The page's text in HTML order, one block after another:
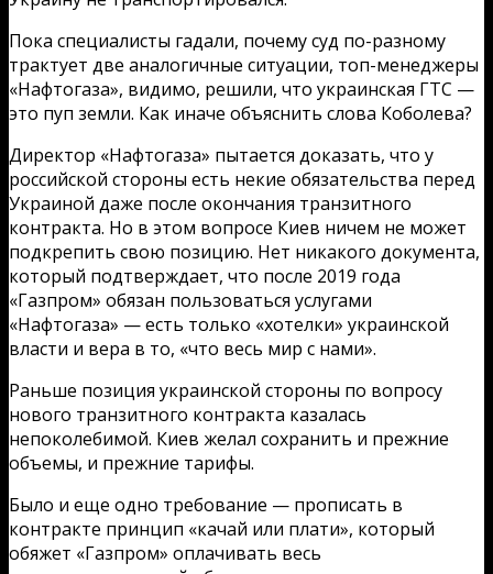
Пока специалисты гадали, почему суд по-разному
трактует две аналогичные ситуации, топ-менеджеры
«Нафтогаза», видимо, решили, что украинская ГТС —
это пуп земли. Как иначе объяснить слова Коболева?
Директор «Нафтогаза» пытается доказать, что у
российской стороны есть некие обязательства перед
Украиной даже после окончания транзитного
контракта. Но в этом вопросе Киев ничем не может
подкрепить свою позицию. Нет никакого документа,
который подтверждает, что после 2019 года
«Газпром» обязан пользоваться услугами
«Нафтогаза» — есть только «хотелки» украинской
власти и вера в то, «что весь мир с нами».
Раньше позиция украинской стороны по вопросу
нового транзитного контракта казалась
непоколебимой. Киев желал сохранить и прежние
объемы, и прежние тарифы.
Было и еще одно требование — прописать в
контракте принцип «качай или плати», который
обяжет «Газпром» оплачивать весь